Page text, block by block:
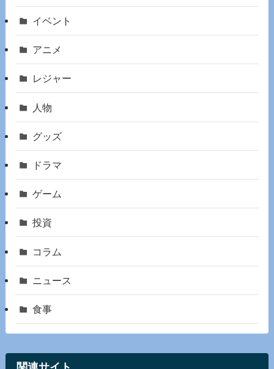
イベント
アニメ
レジャー
人物
グッズ
ドラマ
ゲーム
投資
コラム
ニュース
食事